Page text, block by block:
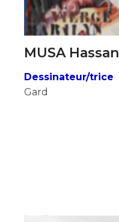
MUSA Hassan
Dessinateur/trice
Gard